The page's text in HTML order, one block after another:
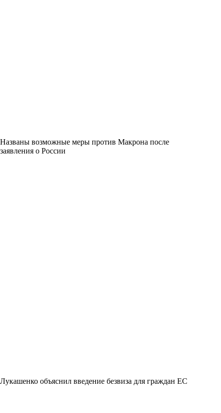
Названы возможные меры против Макрона после
заявления о России
Лукашенко объяснил введение безвиза для граждан ЕС